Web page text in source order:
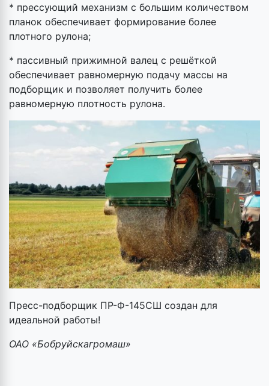
* прессующий механизм с большим количеством
планок обеспечивает формирование более
плотного рулона;
* пассивный прижимной валец с решёткой
обеспечивает равномерную подачу массы на
подборщик и позволяет получить более
равномерную плотность рулона.
Пресс-подборщик ПР-Ф-145СШ создан для
идеальной работы!
ОАО «Бобруйскагромаш»